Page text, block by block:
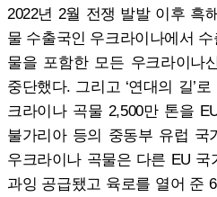
2022년 2월 전쟁 발발 이후 흑
물 수출국인 우크라이나에서
물을 포함한 모든 우크라이나
중단했다. 그리고 ‘연대의 길’
크라이나 곡물 2,500만 톤을
불가리아 등의 중동부 유럽 국
우크라이나 곡물은 다른 EU
과잉 공급됐고 육로를 열어 준